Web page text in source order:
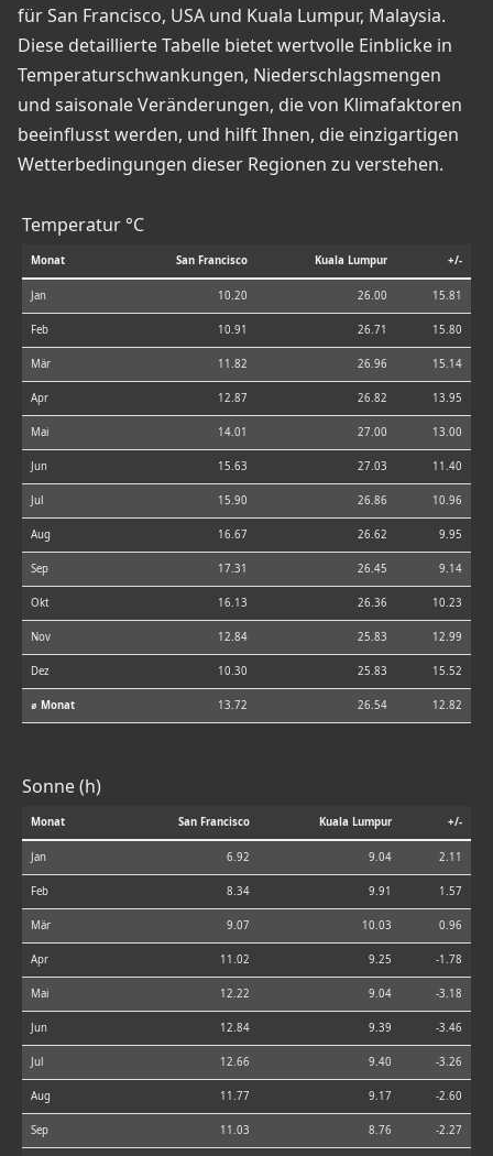
für San Francisco, USA und Kuala Lumpur, Malaysia.
Diese detaillierte Tabelle bietet wertvolle Einblicke in
Temperaturschwankungen, Niederschlagsmengen
und saisonale Veränderungen, die von Klimafaktoren
beeinflusst werden, und hilft Ihnen, die einzigartigen
Wetterbedingungen dieser Regionen zu verstehen.
Temperatur °C
Monat San Francisco Kuala Lumpur +/-
Jan 10.20 26.00 15.81
Feb 10.91 26.71 15.80
Mär 11.82 26.96 15.14
Apr 12.87 26.82 13.95
Mai 14.01 27.00 13.00
Jun 15.63 27.03 11.40
Jul 15.90 26.86 10.96
Aug 16.67 26.62 9.95
Sep 17.31 26.45 9.14
Okt 16.13 26.36 10.23
Nov 12.84 25.83 12.99
Dez 10.30 25.83 15.52
⌀ Monat 13.72 26.54 12.82
Sonne (h)
Monat San Francisco Kuala Lumpur +/-
Jan 6.92 9.04 2.11
Feb 8.34 9.91 1.57
Mär 9.07 10.03 0.96
Apr 11.02 9.25 -1.78
Mai 12.22 9.04 -3.18
Jun 12.84 9.39 -3.46
Jul 12.66 9.40 -3.26
Aug 11.77 9.17 -2.60
Sep 11.03 8.76 -2.27